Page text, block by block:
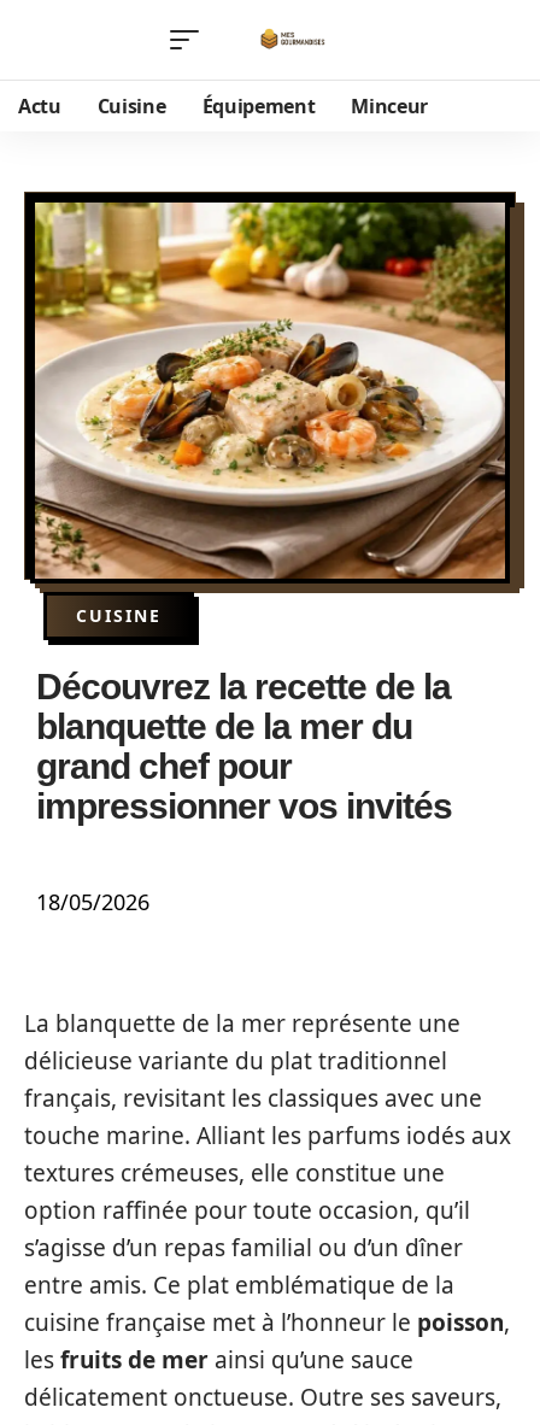
Actu Cuisine Équipement Minceur
CUISINE
Découvrez la recette de la
blanquette de la mer du
grand chef pour
impressionner vos invités
18/05/2026
La blanquette de la mer représente une
délicieuse variante du plat traditionnel
français, revisitant les classiques avec une
touche marine. Alliant les parfums iodés aux
textures crémeuses, elle constitue une
option raffinée pour toute occasion, qu’il
s’agisse d’un repas familial ou d’un dîner
entre amis. Ce plat emblématique de la
cuisine française met à l’honneur le poisson,
lesfruits de mer ainsi qu’une sauce
délicatement onctueuse. Outre ses saveurs,